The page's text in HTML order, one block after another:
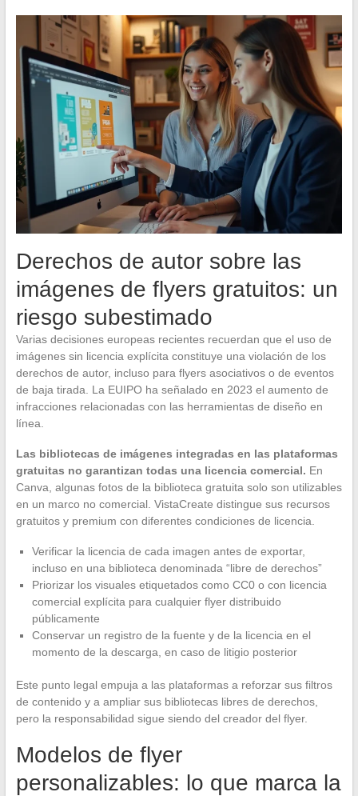
Derechos de autor sobre las
imágenes de flyers gratuitos: un
riesgo subestimado
Varias decisiones europeas recientes recuerdan que el uso de
imágenes sin licencia explícita constituye una violación de los
derechos de autor, incluso para flyers asociativos o de eventos
de baja tirada. La EUIPO ha señalado en 2023 el aumento de
infracciones relacionadas con las herramientas de diseño en
línea.
Las bibliotecas de imágenes integradas en las plataformas
gratuitas no garantizan todas una licencia comercial. En
Canva, algunas fotos de la biblioteca gratuita solo son utilizables
en un marco no comercial. VistaCreate distingue sus recursos
gratuitos y premium con diferentes condiciones de licencia.
Verificar la licencia de cada imagen antes de exportar,
incluso en una biblioteca denominada “libre de derechos”
Priorizar los visuales etiquetados como CC0 o con licencia
comercial explícita para cualquier flyer distribuido
públicamente
Conservar un registro de la fuente y de la licencia en el
momento de la descarga, en caso de litigio posterior
Este punto legal empuja a las plataformas a reforzar sus filtros
de contenido y a ampliar sus bibliotecas libres de derechos,
pero la responsabilidad sigue siendo del creador del flyer.
Modelos de flyer
personalizables: lo que marca la